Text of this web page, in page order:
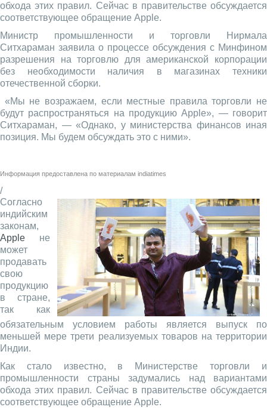
обхода этих правил. Сейчас в правительстве обсуждается
соответствующее обращение Apple.
Министр промышленности и торговли Нирмала
Ситхараман заявила о процессе обсуждения с Минфином
разрешения на торговлю для американской корпорации
без необходимости наличия в магазинах техники
отечественной сборки.
«Мы не возражаем, если местные правила торговли не
будут распространяться на продукцию Apple», — говорит
Ситхараман, — «Однако, у министерства финансов иная
позиция. Мы будем обсуждать это с ними».
Информация предоставлена по материалам indiatimes
/
Согласно
индийским
законам,
Apple не
может
продавать
свою
продукцию
в стране,
так как
обязательным условием работы является выпуск по
меньшей мере трети реализуемых товаров на территории
Индии.
Как стало известно, в Министерстве торговли и
промышленности страны задумались над вариантами
обхода этих правил. Сейчас в правительстве обсуждается
соответствующее обращение Apple.